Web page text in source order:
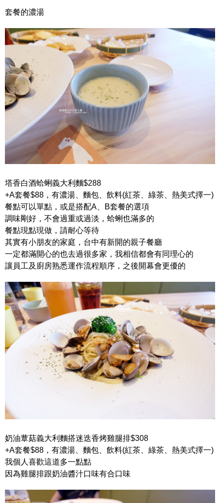
套餐的濃湯
塔香白酒蛤蜊義大利麵$288
+A套餐$88，有濃湯、麵包、飲料(紅茶、綠茶、熱美式擇一)
餐點可以單點，或是搭配A、B套餐的選項
調味剛好，不會過重或過淡，蛤蜊也滿多的
餐點現點現做，請耐心等待
其實有小朋友的家庭，台中有新開的親子餐廳
一定都滿開心的也去過很多家，我相信都會有同理心的
讓員工及廚房熟悉運作流程順序，之後開幕會更優的
奶油蕈菇義大利麵搭迷迭香烤雞腿排$308
+A套餐$88，有濃湯、麵包、飲料(紅茶、綠茶、熱美式擇一)
我個人喜歡這道多一點點
因為雞腿排跟奶油醬汁口味有合口味